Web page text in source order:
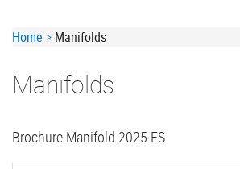
Breadcrumb
Home Manifolds
Manifolds
Brochure Manifold 2025 ES